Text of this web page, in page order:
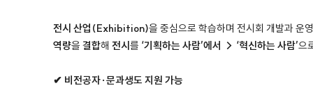
전시 산업(Exhibition)을 중심으로 학습하며 전시회 개발과 운
역량을 결합해 전시 를 ‘기획하는 사람’에서 → ‘혁신하는 사람’으
✔ 비전공자·문과생도 지원 가능